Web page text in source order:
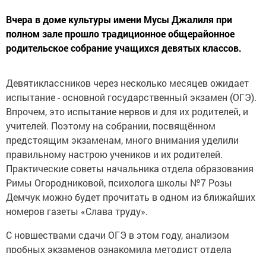
Вчера в доме культуры имени Мусы Джалиля при
полном зале прошло традиционное общерайонное
родительское собрание учащихся девятых классов.
Девятиклассников через несколько месяцев ожидает
испытание - основной государственный экзамен (ОГЭ).
Впрочем, это испытание нервов и для их родителей, и
учителей. Поэтому на собрании, посвящённом
предстоящим экзаменам, много внимания уделили
правильному настрою учеников и их родителей.
Практические советы начальника отдела образования
Римы Огородниковой, психолога школы №7 Розы
Демчук можно будет прочитать в одном из ближайших
номеров газеты «Слава труду».
С новшествами сдачи ОГЭ в этом году, анализом
пробных экзаменов ознакомила методист отдела